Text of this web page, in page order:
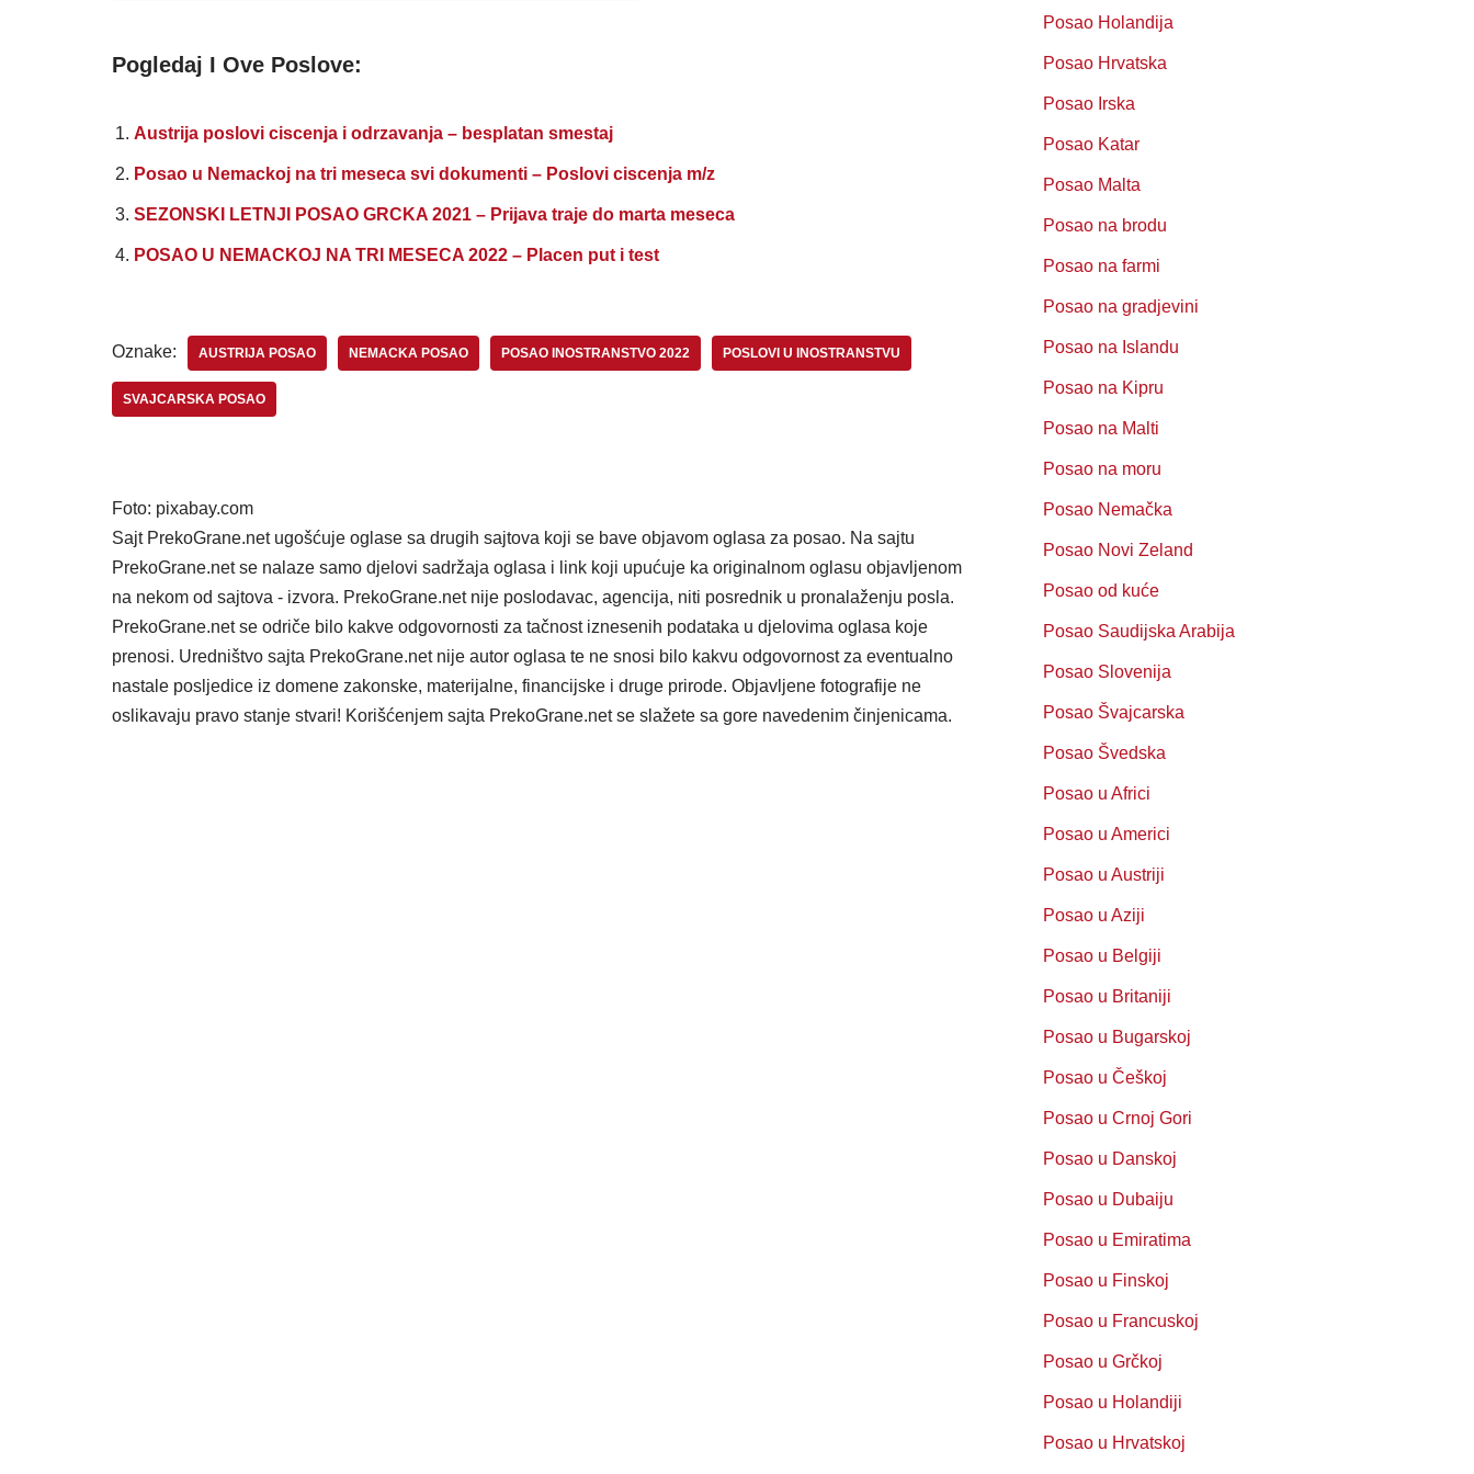
Pogledaj I Ove Poslove:
Austrija poslovi ciscenja i odrzavanja – besplatan smestaj
Posao u Nemackoj na tri meseca svi dokumenti – Poslovi ciscenja m/z
SEZONSKI LETNJI POSAO GRCKA 2021 – Prijava traje do marta meseca
POSAO U NEMACKOJ NA TRI MESECA 2022 – Placen put i test
Oznake: AUSTRIJA POSAO NEMACKA POSAO POSAO INOSTRANSTVO 2022 POSLOVI U INOSTRANSTVU
SVAJCARSKA POSAO
Foto: pixabay.com
Sajt PrekoGrane.net ugošćuje oglase sa drugih sajtova koji se bave objavom oglasa za posao. Na sajtu
PrekoGrane.net se nalaze samo djelovi sadržaja oglasa i link koji upućuje ka originalnom oglasu objavljenom
na nekom od sajtova - izvora. PrekoGrane.net nije poslodavac, agencija, niti posrednik u pronalaženju posla.
PrekoGrane.net se odriče bilo kakve odgovornosti za tačnost iznesenih podataka u djelovima oglasa koje
prenosi. Uredništvo sajta PrekoGrane.net nije autor oglasa te ne snosi bilo kakvu odgovornost za eventualno
nastale posljedice iz domene zakonske, materijalne, financijske i druge prirode. Objavljene fotografije ne
oslikavaju pravo stanje stvari! Korišćenjem sajta PrekoGrane.net se slažete sa gore navedenim činjenicama.
Posao Holandija
Posao Hrvatska
Posao Irska
Posao Katar
Posao Malta
Posao na brodu
Posao na farmi
Posao na gradjevini
Posao na Islandu
Posao na Kipru
Posao na Malti
Posao na moru
Posao Nemačka
Posao Novi Zeland
Posao od kuće
Posao Saudijska Arabija
Posao Slovenija
Posao Švajcarska
Posao Švedska
Posao u Africi
Posao u Americi
Posao u Austriji
Posao u Aziji
Posao u Belgiji
Posao u Britaniji
Posao u Bugarskoj
Posao u Češkoj
Posao u Crnoj Gori
Posao u Danskoj
Posao u Dubaiju
Posao u Emiratima
Posao u Finskoj
Posao u Francuskoj
Posao u Grčkoj
Posao u Holandiji
Posao u Hrvatskoj